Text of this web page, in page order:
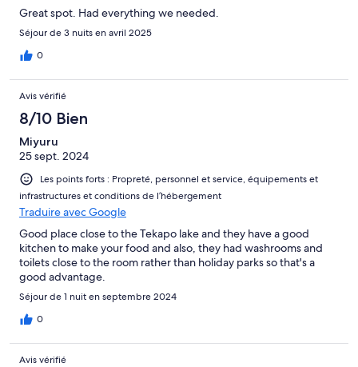
Great spot. Had everything we needed.
Séjour de 3 nuits en avril 2025
0
Avis vérifié
8/10 Bien
Miyuru
25 sept. 2024
Les points forts : Propreté, personnel et service, équipements et
infrastructures et conditions de l’hébergement
Traduire avec Google
Good place close to the Tekapo lake and they have a good
kitchen to make your food and also, they had washrooms and
toilets close to the room rather than holiday parks so that's a
good advantage.
Séjour de 1 nuit en septembre 2024
0
Avis vérifié